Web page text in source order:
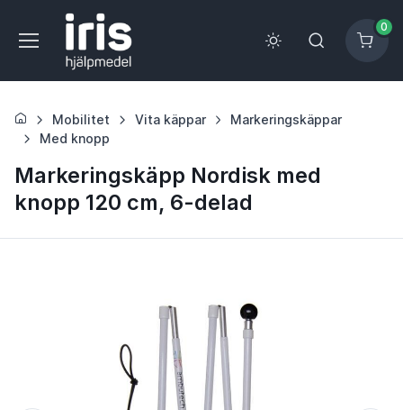
0
Mobilitet Vita käppar
Markeringskäppar
Med knopp
Markeringskäpp Nordisk med
knopp 120 cm, 6-delad